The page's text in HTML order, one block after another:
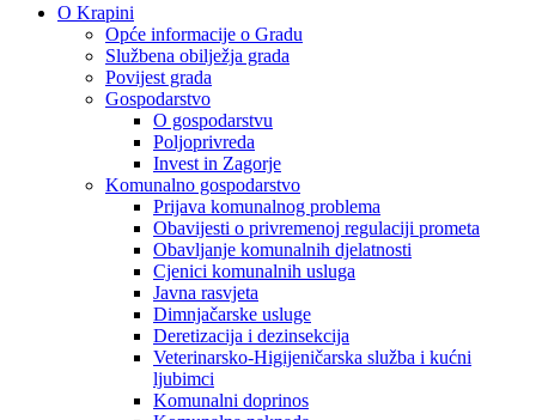
O Krapini
Opće informacije o Gradu
Službena obilježja grada
Povijest grada
Gospodarstvo
O gospodarstvu
Poljoprivreda
Invest in Zagorje
Komunalno gospodarstvo
Prijava komunalnog problema
Obavijesti o privremenoj regulaciji prometa
Obavljanje komunalnih djelatnosti
Cjenici komunalnih usluga
Javna rasvjeta
Dimnjačarske usluge
Deretizacija i dezinsekcija
Veterinarsko-Higijeničarska služba i kućni
ljubimci
Komunalni doprinos